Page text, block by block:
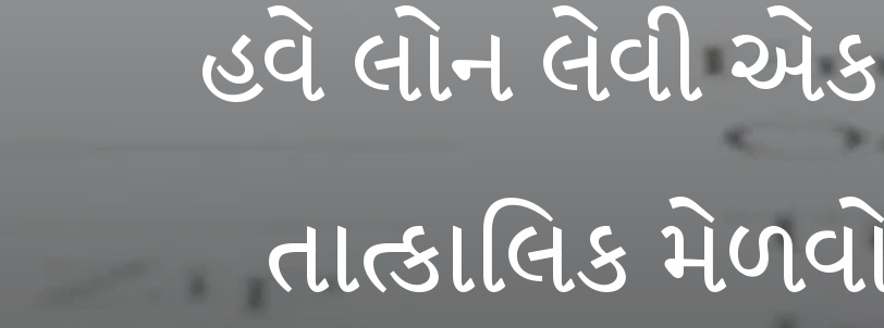
હવે લોન લેવી
તાત્કાલિક